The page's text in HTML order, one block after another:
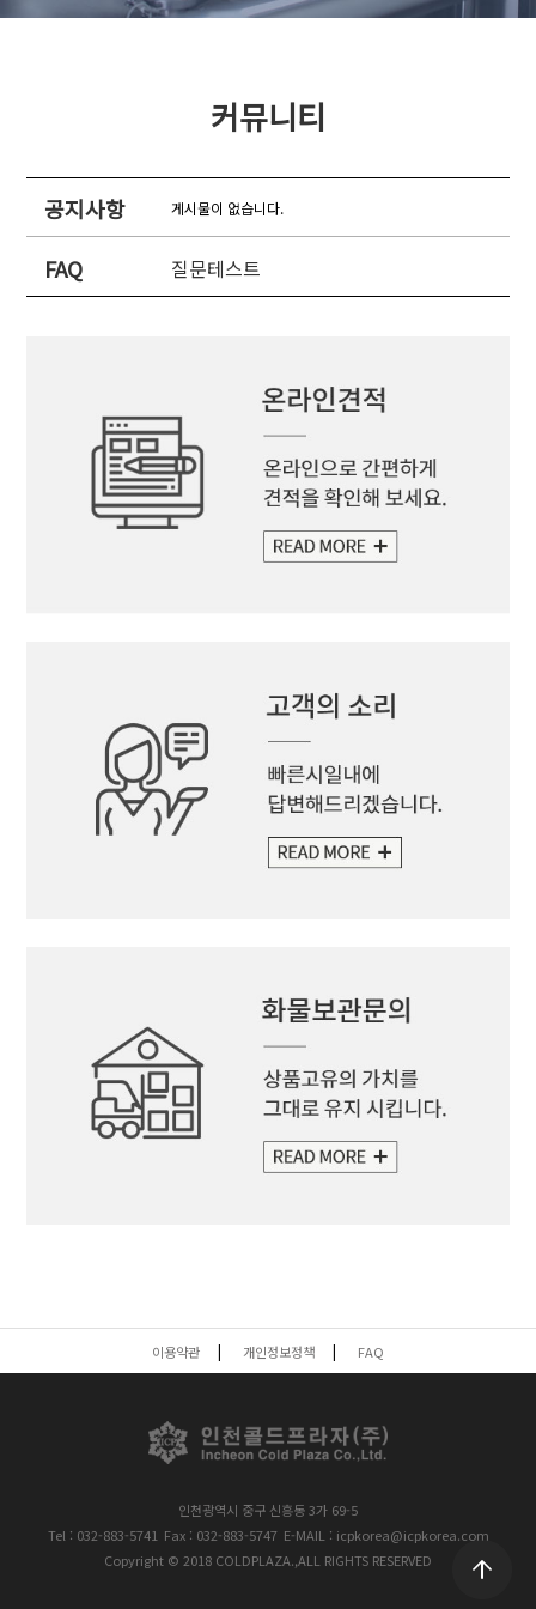
커뮤니티
공지사항 게시물이 없습니다.
FAQ 질문테스트
이용약관 개인정보정책 FAQ
인천광역시 중구 신흥동 3가 69-5
Tel : 032-883-5741 Fax : 032-883-5747 E-MAIL : icpkorea@icpkorea.com
Copyright © 2018 COLDPLAZA.,ALL RIGHTS RESERVED